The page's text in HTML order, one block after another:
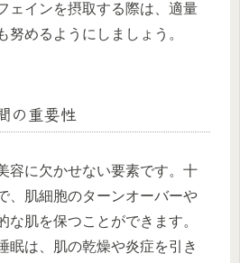
ェインを摂取する際は、適量
努めるようにしましょう。
の重要性
容に欠かせない要素です。十
、肌細胞のターンオーバーや
な肌を保つことができます。
眠は、肌の乾燥や炎症を引き